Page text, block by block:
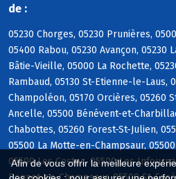
Afin de vous offrir la meilleure
de :
05230 Chorges, 05230 Prunières,
05400 Rabou, 05230 Avançon, 05230
Bâtie-Vieille, 05000 La Rochette,
Rambaud, 05130 St-Etienne-le-Laus,
Champoléon, 05170 Orcières, 05260
Ancelle, 05500 Bénévent-et-
Chabottes, 05260 Forest-St-Julien,
05500 La Motte-en-Champsaur,
05500 Les Costes, 05500 Les